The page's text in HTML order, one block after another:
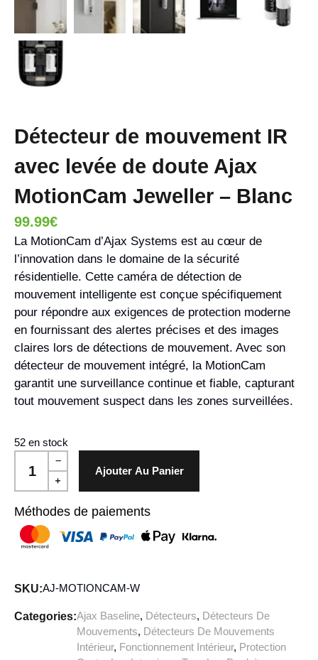
Détecteur de mouvement IR
avec levée de doute Ajax
MotionCam Jeweller – Blanc
99.99€
La MotionCam d’Ajax Systems est au cœur de
l’innovation dans le domaine de la sécurité
résidentielle. Cette caméra de détection de
mouvement intelligente est conçue spécifiquement
pour répondre aux exigences de protection moderne
en fournissant des alertes précises et des images
claires lors de détections de mouvement. Avec son
détecteur de mouvement intégré, la MotionCam
garantit une surveillance continue et fiable, capturant
tout mouvement suspect dans les zones surveillées.
52 en stock
Ajouter Au Panier
Méthodes de paiements
SKU:AJ-MOTIONCAM-W
Categories:Ajax Baseline, Détecteurs, Détecteurs De
Mouvements, Détecteurs De Mouvements
Intérieur, Fonctionnement Intérieur, Protection